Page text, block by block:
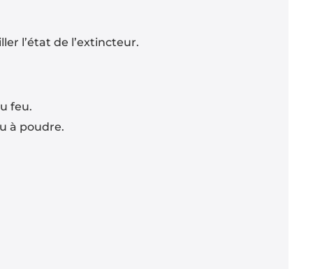
l’état de l’extincteur.
feu.
à poudre.